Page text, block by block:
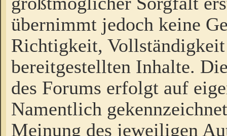
übernimmt jedoch keine
Richtigkeit,
bereitgestellten Inhalte.
des Forums erfolgt auf
Namentlich
Meinung des jeweiligen